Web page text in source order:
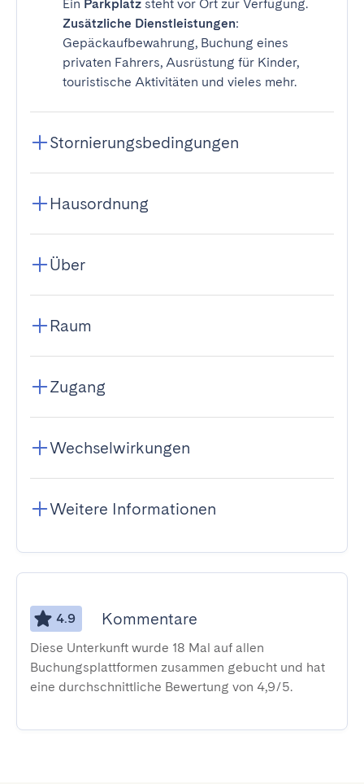
Ein Parkplatz steht vor Ort zur Verfügung.
Zusätzliche Dienstleistungen:
Gepäckaufbewahrung, Buchung eines
privaten Fahrers, Ausrüstung für Kinder,
touristische Aktivitäten und vieles mehr.
Stornierungsbedingungen
Hausordnung
Über
Raum
Zugang
Wechselwirkungen
Weitere Informationen
4.9 Kommentare
Diese Unterkunft wurde 18 Mal auf allen
Buchungsplattformen zusammen gebucht und hat
eine durchschnittliche Bewertung von 4,9/5.